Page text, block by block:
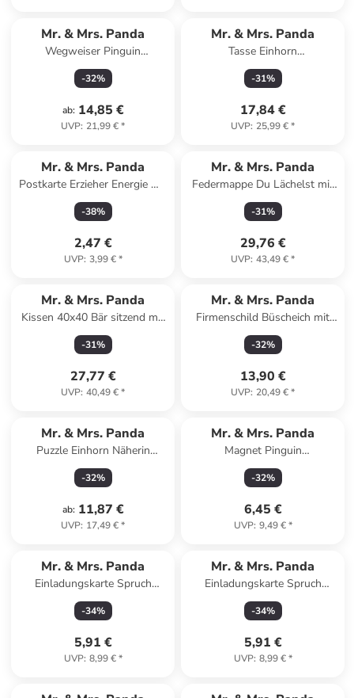
Mr. & Mrs. Panda
Wegweiser Pinguin
Weihnachtsbaum Design mit
Spruch in Weiß
-32%
ab: 14,85 €
UVP: 21,99 €*
Mr. & Mrs. Panda
Tasse Einhorn
Weihnachtsmann mit Spruch
in Rot Pastell
-31%
17,84 €
UVP: 25,99 €*
Mr. & Mrs. Panda
Postkarte Erzieher Energie mit
Spruch in Weiß
-38%
2,47 €
UVP: 3,99 €*
Mr. & Mrs. Panda
Federmappe Du Lächelst mit
Spruch in Bunt
-31%
29,76 €
UVP: 43,49 €*
Mr. & Mrs. Panda
Kissen 40x40 Bär sitzend mit
Spruch in Weiß
-31%
27,77 €
UVP: 40,49 €*
Mr. & Mrs. Panda
Firmenschild Büscheich mit
Spruch in Keine Angabe
-32%
13,90 €
UVP: 20,49 €*
Mr. & Mrs. Panda
Puzzle Einhorn Näherin
Design mit Spruch in Weiß
-32%
ab: 11,87 €
UVP: 17,49 €*
Mr. & Mrs. Panda
Magnet Pinguin
Weihnachtsbaum mit Spruch
in Eisblau
-32%
6,45 €
UVP: 9,49 €*
Mr. & Mrs. Panda
Einladungskarte Spruch
Geborgenheit im Zuhause ... in
Meeresbrise
-34%
5,91 €
UVP: 8,99 €*
Mr. & Mrs. Panda
Einladungskarte Spruch
Geborgenheit im Zuhause ... in
Lavendeltraum
-34%
5,91 €
UVP: 8,99 €*